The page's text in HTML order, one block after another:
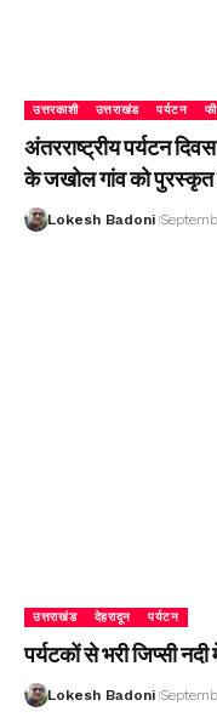
उत्तरकाशी उत्तराखंड पर्यटन
अंतरराष्ट्रीय पर्यटन
के जखोल गांव को पुरस्कृत
Lokesh Badoni
उत्तराखंड देहरादून पर्यटन
पर्यटकों से भरी जिप्सी
Lokesh Badoni